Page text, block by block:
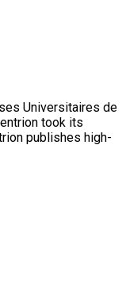
Universitaires de
took its
publishes high-